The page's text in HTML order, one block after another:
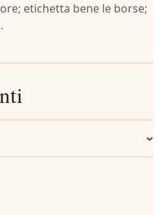
etichetta bene le borse;